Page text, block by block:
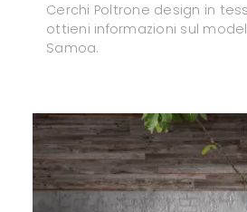
Cerchi Poltrone design in
ottieni informazioni sul
Samoa.